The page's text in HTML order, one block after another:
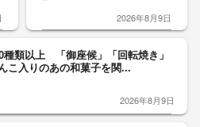
2026年8月9日
種類以上 「御座候」「回転焼き」
こ入りのあの和菓子を関...
2026年8月9日